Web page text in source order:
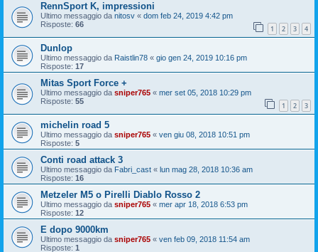
RennSport K, impressioni
Ultimo messaggio da nitosv « dom feb 24, 2019 4:42 pm
Risposte: 66 1 2 3 4
Dunlop
Ultimo messaggio da Raistlin78 « gio gen 24, 2019 10:16 pm
Risposte: 17
Mitas Sport Force +
Ultimo messaggio da sniper765 « mer set 05, 2018 10:29 pm
Risposte: 55 1 2 3
michelin road 5
Ultimo messaggio da sniper765 « ven giu 08, 2018 10:51 pm
Risposte: 5
Conti road attack 3
Ultimo messaggio da Fabri_cast « lun mag 28, 2018 10:36 am
Risposte: 16
Metzeler M5 o Pirelli Diablo Rosso 2
Ultimo messaggio da sniper765 « mer apr 18, 2018 6:53 pm
Risposte: 12
E dopo 9000km
Ultimo messaggio da sniper765 « ven feb 09, 2018 11:54 am
Risposte: 1